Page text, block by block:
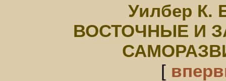
Уилбер К.
ВОСТОЧНЫЕ И
[